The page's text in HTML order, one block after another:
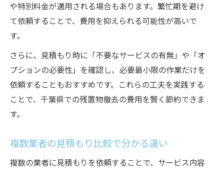
や特別料金が適用される場合もあります。繁忙期を避け
て依頼することで、費用を抑えられる可能性が高いで
す。
さらに、見積もり時に「不要なサービスの有無」や「オ
プションの必要性」を確認し、必要最小限の作業だけを
依頼することもおすすめです。これらの工夫を実践する
ことで、千葉県での残置物撤去の費用を賢く節約できま
す。
複数業者の見積もり比較で分かる違い
複数の業者に見積もりを依頼することで、サービス内容